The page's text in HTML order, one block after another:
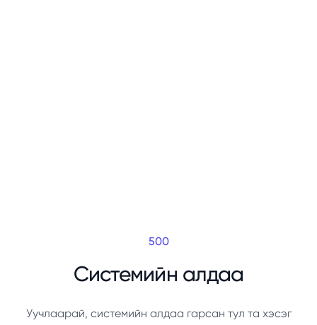
500
Системийн алдаа
Уучлаарай, системийн алдаа гарсан тул та хэсэг